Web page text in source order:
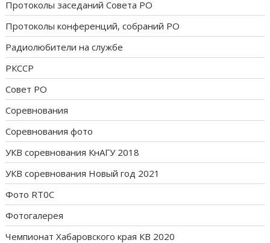
Протоколы заседаний Совета РО
Протоколы конференций, собраний РО
Радиолюбители на службе
РКССР
Совет РО
Соревнования
Соревнования фото
УКВ соревнования КнАГУ 2018
УКВ соревнования Новый год 2021
Фото RT0C
Фотогалерея
Чемпионат Хабаровского края КВ 2020